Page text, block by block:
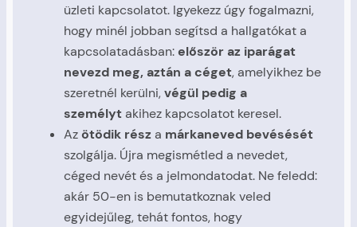
üzleti kapcsolatot. Igyekezz úgy fogalmazni,
hogy minél jobban segítsd a hallgatókat a
kapcsolatadásban:először az iparágat
nevezd meg, aztán a céget, amelyikhez be
szeretnél kerülni,végül pedig a
személytakihez kapcsolatot keresel.
Azötödik résza márkaneved bevésését
szolgálja. Újra megismétled a nevedet,
céged nevét és a jelmondatodat. Ne feledd:
akár 50-en is bemutatkoznak veled
egyidejűleg, tehát fontos, hogy